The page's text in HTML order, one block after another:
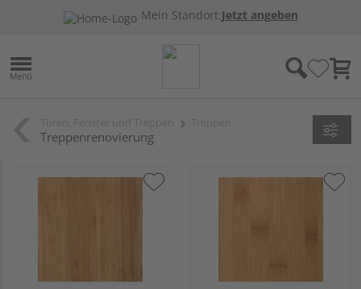
Mein Standort:Jetzt angeben
Treppenrenovierung